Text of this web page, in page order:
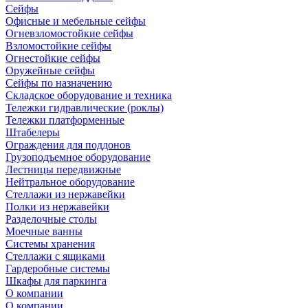
Сейфы
Офисные и мебельные сейфы
Огневзломостойкие сейфы
Взломостойкие сейфы
Огнестойкие сейфы
Оружейные сейфы
Сейфы по назначению
Складское оборудование и техника
Тележки гидравлические (роклы)
Тележки платформенные
Штабелеры
Ограждения для поддонов
Грузоподъемное оборудование
Лестницы передвижные
Нейтральное оборудование
Стеллажи из нержавейки
Полки из нержавейки
Разделочные столы
Моечные ванны
Системы хранения
Стеллажи с ящиками
Гардеробные системы
Шкафы для паркинга
О компании
О компании